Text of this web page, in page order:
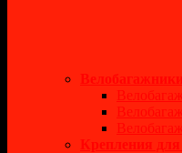
Велобагажники
Крепления